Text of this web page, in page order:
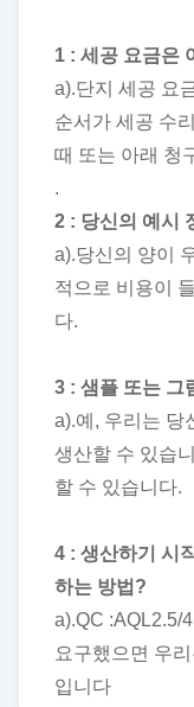
1 : 세공 요금은
a).단지 세공 요
순서가 세공 수
때 또는 아래 청
.
2 : 당신의 예시
a).당신의 양이
적으로 비용이
다.
3 : 샘플 또는 그
a).예, 우리는 당
생산할 수 있습
할 수 있습니다.
4 : 생산하기 시
하는 방법?
a).QC :AQL2.5/
요구했으면 우
입니다